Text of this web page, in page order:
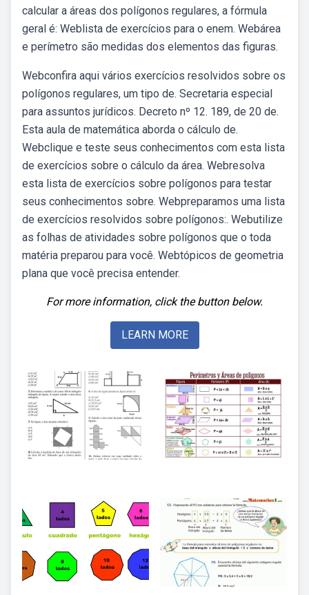
calcular a áreas dos polígonos regulares, a fórmula
geral é: Weblista de exercícios para o enem. Webárea
e perímetro são medidas dos elementos das figuras.
Webconfira aqui vários exercícios resolvidos sobre os
polígonos regulares, um tipo de. Secretaria especial
para assuntos jurídicos. Decreto nº 12. 189, de 20 de.
Esta aula de matemática aborda o cálculo de.
Webclique e teste seus conhecimentos com esta lista
de exercícios sobre o cálculo da área. Webresolva
esta lista de exercícios sobre polígonos para testar
seus conhecimentos sobre. Webpreparamos uma lista
de exercícios resolvidos sobre polígonos:. Webutilize
as folhas de atividades sobre polígonos que o toda
matéria preparou para você. Webtópicos de geometria
plana que você precisa entender.
For more information, click the button below.
LEARN MORE